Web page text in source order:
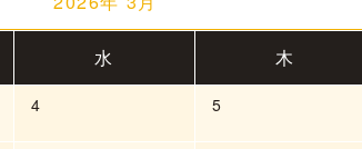
水 木
4 5